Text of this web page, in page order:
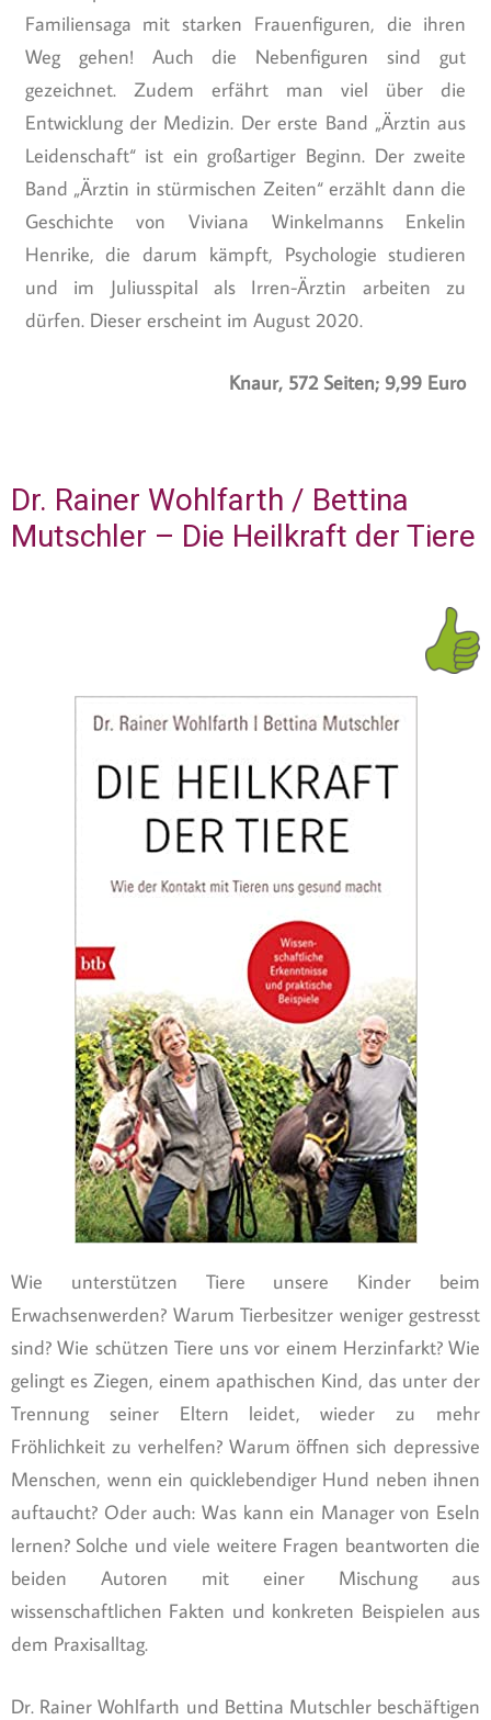
Familiensaga mit starken Frauenfiguren, die ihren
Weg gehen! Auch die Nebenfiguren sind gut
gezeichnet. Zudem erfährt man viel über die
Entwicklung der Medizin. Der erste Band „Ärztin aus
Leidenschaft“ ist ein großartiger Beginn. Der zweite
Band „Ärztin in stürmischen Zeiten“ erzählt dann die
Geschichte von Viviana Winkelmanns Enkelin
Henrike, die darum kämpft, Psychologie studieren
und im Juliusspital als Irren-Ärztin arbeiten zu
dürfen. Dieser erscheint im August 2020.
Knaur, 572 Seiten; 9,99 Euro
Dr. Rainer Wohlfarth / Bettina
Mutschler – Die Heilkraft der Tiere
Wie unterstützen Tiere unsere Kinder beim
Erwachsenwerden? Warum Tierbesitzer weniger gestresst
sind? Wie schützen Tiere uns vor einem Herzinfarkt? Wie
gelingt es Ziegen, einem apathischen Kind, das unter der
Trennung seiner Eltern leidet, wieder zu mehr
Fröhlichkeit zu verhelfen? Warum öffnen sich depressive
Menschen, wenn ein quicklebendiger Hund neben ihnen
auftaucht? Oder auch: Was kann ein Manager von Eseln
lernen? Solche und viele weitere Fragen beantworten die
beiden Autoren mit einer Mischung aus
wissenschaftlichen Fakten und konkreten Beispielen aus
dem Praxisalltag.
Dr. Rainer Wohlfarth und Bettina Mutschler beschäftigen